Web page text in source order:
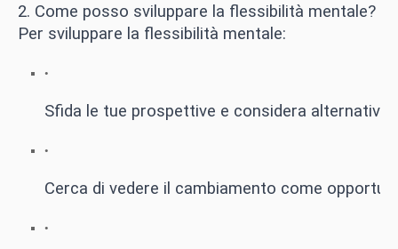
2. Come posso sviluppare la flessibilità mentale?
Per sviluppare la flessibilità mentale:
Sfida le tue prospettive e considera alternative.
Cerca di vedere il cambiamento come